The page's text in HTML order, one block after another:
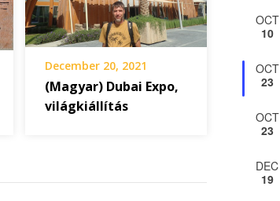
December 20, 2021
(Magyar) Dubai Expo,
világkiállítás
OCT
10
OCT
23
OCT
23
DEC
19